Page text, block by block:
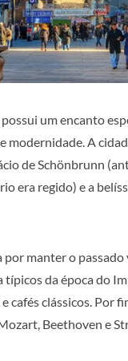
um encanto
modernidade. A
de Schönbrunn
era regido) e a
manter o
típicos da época do
cafés clássicos. Por
Beethoven e